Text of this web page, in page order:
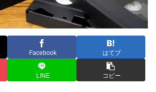
Facebook はてブ
LINE コピー